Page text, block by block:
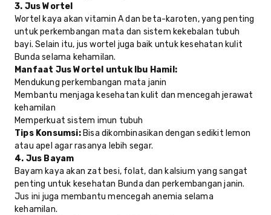
3. Jus Wortel
Wortel kaya akan vitamin A dan beta-karoten, yang penting
untuk perkembangan mata dan sistem kekebalan tubuh
bayi. Selain itu, jus wortel juga baik untuk kesehatan kulit
Bunda selama kehamilan.
Manfaat Jus Wortel untuk Ibu Hamil:
Mendukung perkembangan mata janin
Membantu menjaga kesehatan kulit dan mencegah jerawat
kehamilan
Memperkuat sistem imun tubuh
Tips Konsumsi:Bisa dikombinasikan dengan sedikit lemon
atau apel agar rasanya lebih segar.
4. Jus Bayam
Bayam kaya akan zat besi, folat, dan kalsium yang sangat
penting untuk kesehatan Bunda dan perkembangan janin.
Jus ini juga membantu mencegah anemia selama
kehamilan.